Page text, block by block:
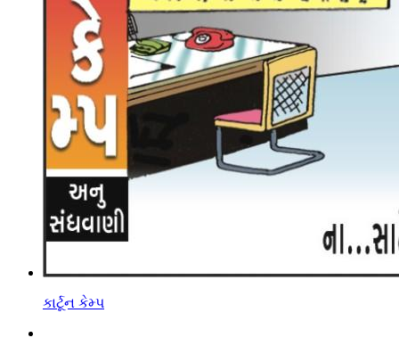
કાર્ટૂન કેમ્પ